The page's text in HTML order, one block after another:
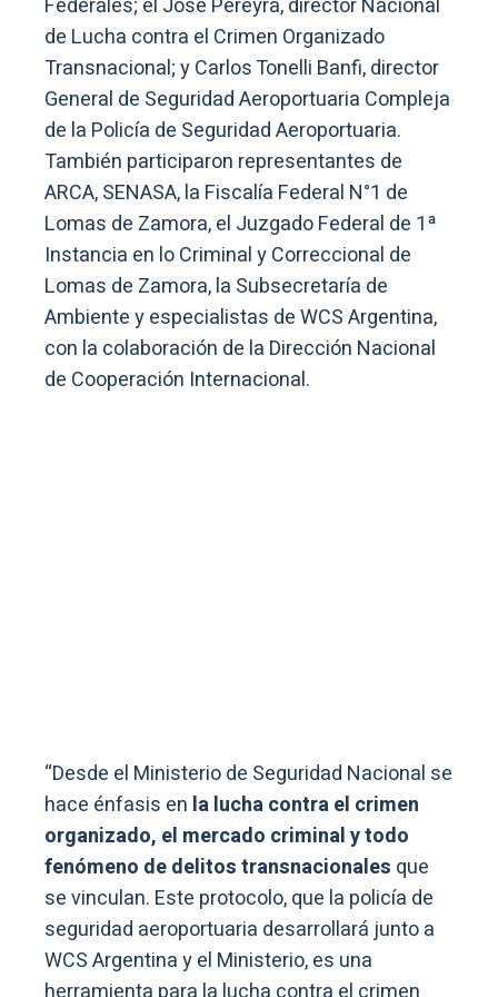
Federales; el José Pereyra, director Nacional
de Lucha contra el Crimen Organizado
Transnacional; y Carlos Tonelli Banfi, director
General de Seguridad Aeroportuaria Compleja
de la Policía de Seguridad Aeroportuaria.
También participaron representantes de
ARCA, SENASA, la Fiscalía Federal N°1 de
Lomas de Zamora, el Juzgado Federal de 1ª
Instancia en lo Criminal y Correccional de
Lomas de Zamora, la Subsecretaría de
Ambiente y especialistas de WCS Argentina,
con la colaboración de la Dirección Nacional
de Cooperación Internacional.
“Desde el Ministerio de Seguridad Nacional se
hace énfasis en la lucha contra el crimen
organizado, el mercado criminal y todo
fenómeno de delitos transnacionales que
se vinculan. Este protocolo, que la policía de
seguridad aeroportuaria desarrollará junto a
WCS Argentina y el Ministerio, es una